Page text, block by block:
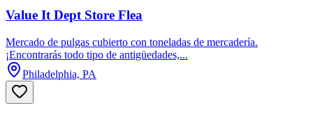
Value It Dept Store Flea
Mercado de pulgas cubierto con toneladas de mercadería.
¡Encontrarás todo tipo de antigüedades,...
Philadelphia, PA